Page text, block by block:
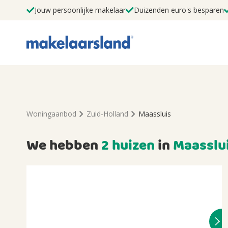
Jouw persoonlijke makelaar Duizenden euro's besparen
Woningaanbod Zuid-Holland Maassluis
We hebben2 huizenin